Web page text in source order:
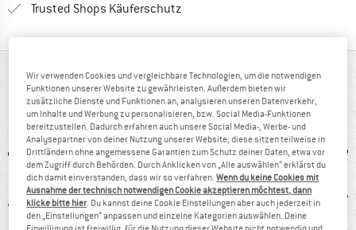
Trusted Shops Käuferschutz
AUF EINEN BLICK
Wetterfeste Outdoorjacke mit Kapuze
Wir verwenden Cookies und vergleichbare Technologien, um die notwendigen
Funktionen unserer Website zu gewährleisten. Außerdem bieten wir
zusätzliche Dienste und Funktionen an, analysieren unseren Datenverkehr,
um Inhalte und Werbung zu personalisieren, bzw. Social Media-Funktionen
bereitzustellen. Dadurch erfahren auch unsere Social Media-, Werbe- und
Analysepartner von deiner Nutzung unserer Website; diese sitzen teilweise in
Drittländern ohne angemessene Garantien zum Schutz deiner Daten, etwa vor
dem Zugriff durch Behörden. Durch Anklicken von „Alle auswählen“ erklärst du
dich damit einverstanden, dass wir so verfahren.Wenn du keine Cookies mit
Ausnahme der technisch notwendigen Cookie akzeptieren möchtest, dann
klicke bitte hier . Du kannst deine Cookie Einstellungen aber auch jederzeit in
den „Einstellungen“ anpassen und einzelne Kategorien auswählen. Deine